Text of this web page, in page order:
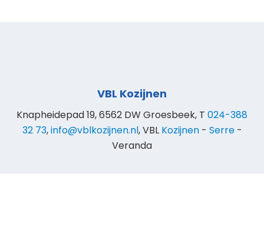
VBL Kozijnen
Knapheidepad 19, 6562 DW Groesbeek, T 024-388
32 73,info@vblkozijnen.nl, VBL Kozijnen- Serre-
Veranda